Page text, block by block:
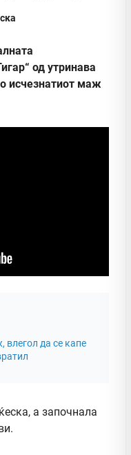
од утринава
исчезнатиот маж
влегол да се капе
а започнала